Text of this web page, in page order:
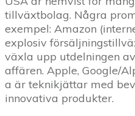
tillväxtbolag. Några
exempel: Amazon
explosiv
växla upp utdelningen
affären. Apple, Google/
a är teknikjättar med
innovativa produkter.